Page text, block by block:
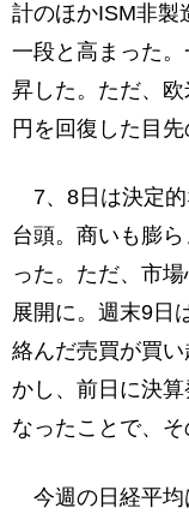
計のほかISM非製
一段と高まった
昇した。ただ、
円を回復した目
7、8日は決定的
台頭。商いも膨
った。ただ、市
展開に。週末9日
絡んだ売買が買
かし、前日に決
なったことで、
今週の日経平均